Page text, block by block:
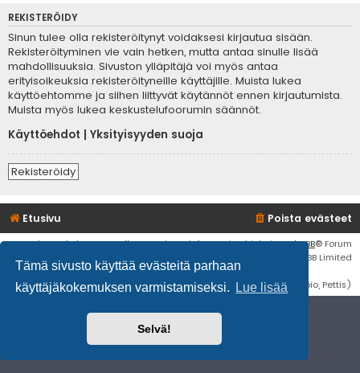
Tämä sivusto käyttää evästeitä parhaan
käyttäjäkokemuksen varmistamiseksi.
Lue lisää
Selvä!
REKISTERÖIDY
Sinun tulee olla rekisteröitynyt voidaksesi kirjautua sisään.
Rekisteröityminen vie vain hetken, mutta antaa sinulle lisää
mahdollisuuksia. Sivuston ylläpitäjä voi myös antaa
erityisoikeuksia rekisteröityneille käyttäjille. Muista lukea
käyttöehtomme ja siihen liittyvät käytännöt ennen kirjautumista.
Muista myös lukea keskustelufoorumin säännöt.
Käyttöehdot
Yksityisyyden suoja
Rekisteröidy
Etusivu Poista evästeet
Flat Style byIan Bradley• Keskustelufoorumin ohjelmistophpBB® Forum
Software © phpBB Limited
Käännös: phpBB Suomi (lurttinen, harritapio, Pettis)